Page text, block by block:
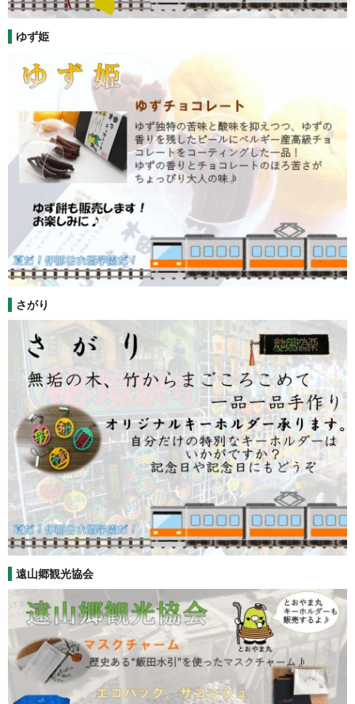
ゆず姫
さがり
遠山郷観光協会